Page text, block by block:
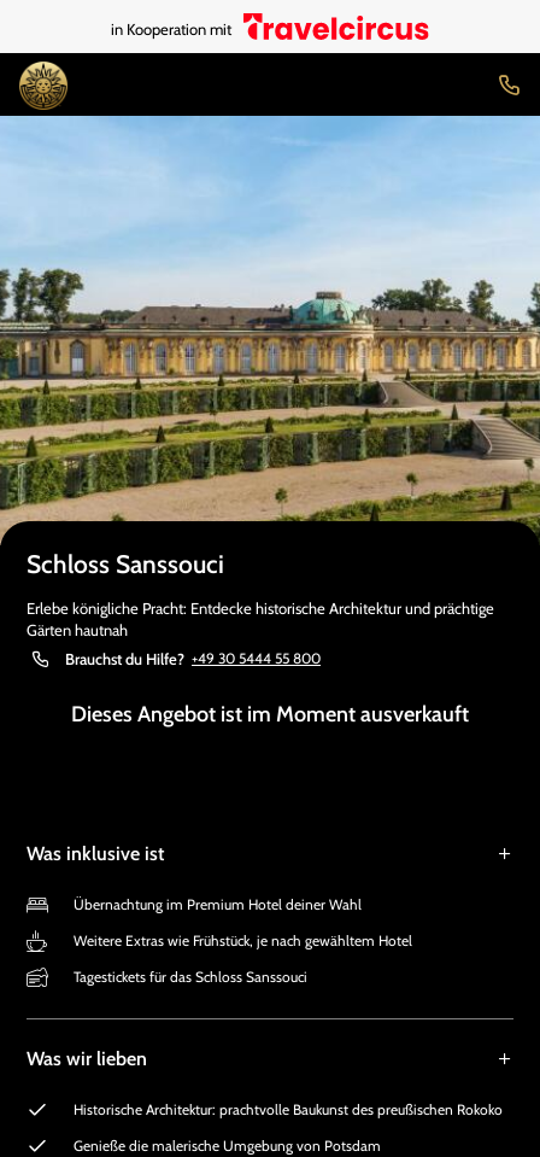
in Kooperation mit
Schloss Sanssouci
Erlebe königliche Pracht: Entdecke historische Architektur und prächtige
Gärten hautnah
Brauchst du Hilfe? +49 30 5444 55 800
Dieses Angebot ist im Moment ausverkauft
Was inklusive ist
Übernachtung im Premium Hotel deiner Wahl
Weitere Extras wie Frühstück, je nach gewähltem Hotel
Tagestickets für das Schloss Sanssouci
Was wir lieben
Historische Architektur: prachtvolle Baukunst des preußischen Rokoko
Genieße die malerische Umgebung von Potsdam